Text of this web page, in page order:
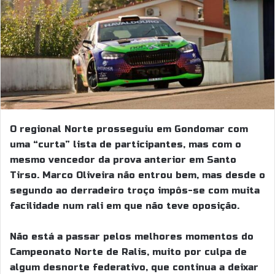
O regional Norte prosseguiu em Gondomar com
uma “curta” lista de participantes, mas com o
mesmo vencedor da prova anterior em Santo
Tirso. Marco Oliveira não entrou bem, mas desde o
segundo ao derradeiro troço impôs-se com muita
facilidade num rali em que não teve oposição.
Não está a passar pelos melhores momentos do
Campeonato Norte de Ralis, muito por culpa de
algum desnorte federativo, que continua a deixar